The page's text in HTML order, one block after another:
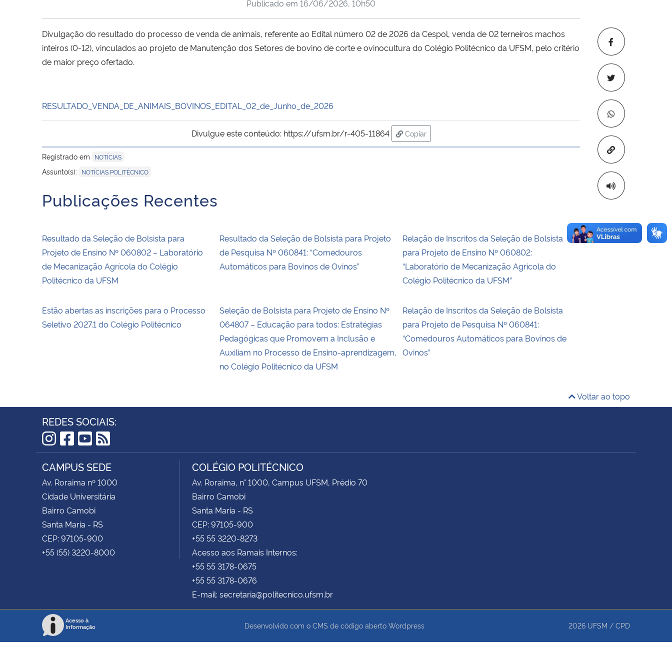
Copiar para
Publicado em 16/06/2026, 10h50
Divulgação do resultado do processo de venda de animais, referente ao Edital número 02 de 2026 da Cespol, venda de 02 terneiros machos
inteiros (0-12), vinculados ao projeto de Manutenção dos Setores de bovino de corte e ovinocultura do Colégio Politécnico da UFSM, pelo critério
de maior preço ofertado.
RESULTADO_VENDA_DE_ANIMAIS_BOVINOS_EDITAL_02_de_Junho_de_2026
Divulgue este conteúdo: https://ufsm.br/r-405-11864
Copiar
para área de transferência
Registrado em
NOTÍCIAS
Assunto(s): NOTÍCIAS POLITÉCNICO
Publicações Recentes
Resultado da Seleção de Bolsista para
Projeto de Ensino Nº 060802 – Laboratório
de Mecanização Agrícola do Colégio
Politécnico da UFSM
Resultado da Seleção de Bolsista para Projeto
de Pesquisa Nº 060841: “Comedouros
Automáticos para Bovinos de Ovinos”
Relação de Inscritos da Seleção de Bolsista
para Projeto de Ensino Nº 060802:
“Laboratório de Mecanização Agrícola do
Colégio Politécnico da UFSM”
Estão abertas as inscrições para o Processo
Seletivo 2027.1 do Colégio Politécnico
Seleção de Bolsista para Projeto de Ensino Nº
064807 – Educação para todos: Estratégias
Pedagógicas que Promovem a Inclusão e
Auxiliam no Processo de Ensino-aprendizagem,
no Colégio Politécnico da UFSM
Relação de Inscritos da Seleção de Bolsista
para Projeto de Pesquisa Nº 060841:
“Comedouros Automáticos para Bovinos de
Ovinos”
Voltar ao topo
REDES SOCIAIS:
Instagram
Facebook
YouTube
RSS
CAMPUS SEDE
Av. Roraima nº 1000
Cidade Universitária
Bairro Camobi
Santa Maria - RS
CEP: 97105-900
+55 (55) 3220-8000
COLÉGIO POLITÉCNICO
Av. Roraima, n° 1000, Campus UFSM, Prédio 70
Bairro Camobi
Santa Maria - RS
CEP: 97105-900
+55 55 3220-8273
Acesso aos Ramais Internos:
+55 55 3178-0675
+55 55 3178-0676
E-mail: secretaria@politecnico.ufsm.br
Acesso à
Informação
Desenvolvido com o CMS de código aberto Wordpress 2026 UFSM / CPD